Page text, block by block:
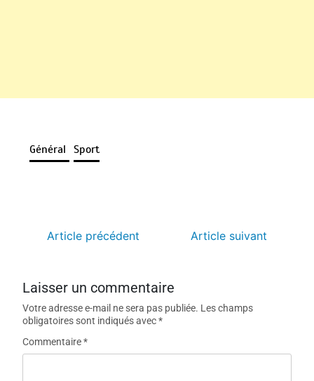
Général Sport
Article précédent Article suivant
Laisser un commentaire
Votre adresse e-mail ne sera pas publiée. Les champs
obligatoires sont indiqués avec*
Commentaire*